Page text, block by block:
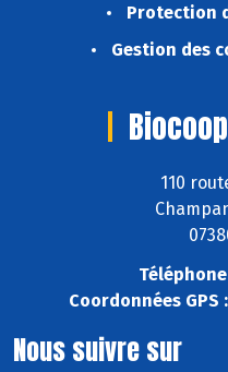
Protection
Gestion des
110
Coordonnées GPS :
Nous suivre sur